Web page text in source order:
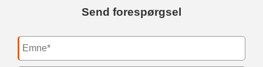
Send forespørgsel